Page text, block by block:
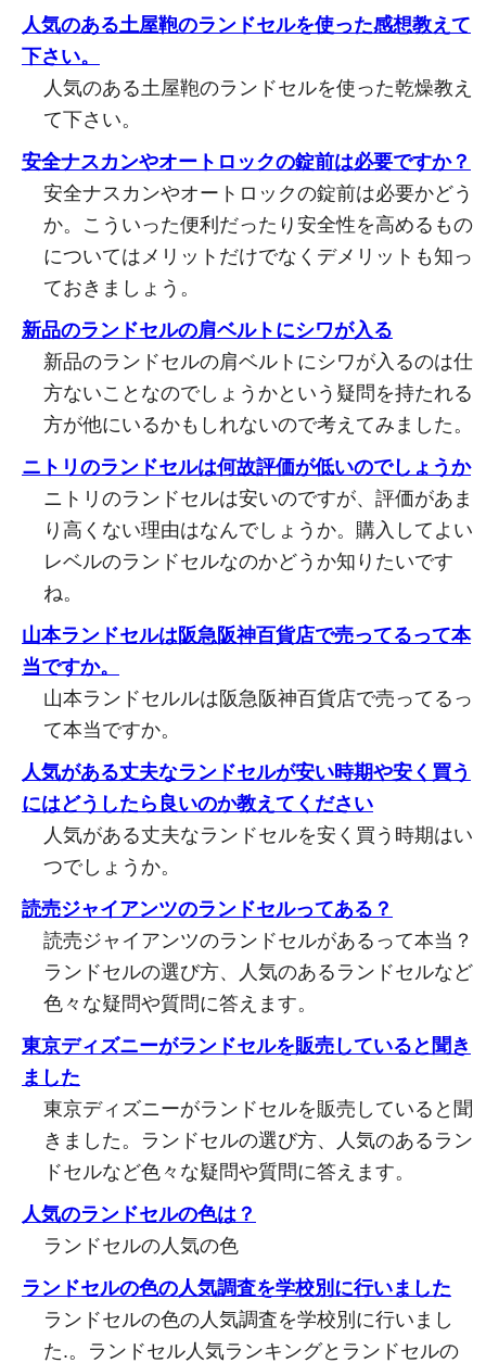
人気のある土屋鞄のランドセルを使った感想教えて
下さい。
人気のある土屋鞄のランドセルを使った乾燥教え
て下さい。
安全ナスカンやオートロックの錠前は必要ですか？
安全ナスカンやオートロックの錠前は必要かどう
か。こういった便利だったり安全性を高めるもの
についてはメリットだけでなくデメリットも知っ
ておきましょう。
新品のランドセルの肩ベルトにシワが入る
新品のランドセルの肩ベルトにシワが入るのは仕
方ないことなのでしょうかという疑問を持たれる
方が他にいるかもしれないので考えてみました。
ニトリのランドセルは何故評価が低いのでしょうか
ニトリのランドセルは安いのですが、評価があま
り高くない理由はなんでしょうか。購入してよい
レベルのランドセルなのかどうか知りたいです
ね。
山本ランドセルは阪急阪神百貨店で売ってるって本
当ですか。
山本ランドセルルは阪急阪神百貨店で売ってるっ
て本当ですか。
人気がある丈夫なランドセルが安い時期や安く買う
にはどうしたら良いのか教えてください
人気がある丈夫なランドセルを安く買う時期はい
つでしょうか。
読売ジャイアンツのランドセルってある？
読売ジャイアンツのランドセルがあるって本当？
ランドセルの選び方、人気のあるランドセルなど
色々な疑問や質問に答えます。
東京ディズニーがランドセルを販売していると聞き
ました
東京ディズニーがランドセルを販売していると聞
きました。ランドセルの選び方、人気のあるラン
ドセルなど色々な疑問や質問に答えます。
人気のランドセルの色は？
ランドセルの人気の色
ランドセルの色の人気調査を学校別に行いました
ランドセルの色の人気調査を学校別に行いまし
た.。ランドセル人気ランキングとランドセルの